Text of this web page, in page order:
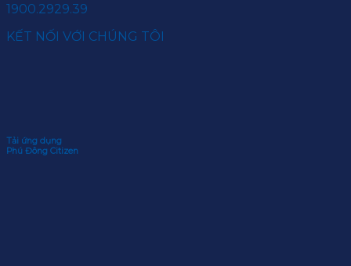
1900.2929.39
KẾT NỐI VỚI CHÚNG TÔI
Tải ứng dụng
Phú Đông Citizen